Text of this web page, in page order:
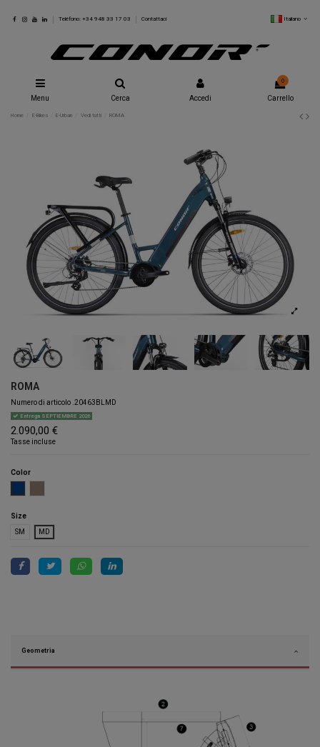
Teléfono: +34 948 33 17 03 Contattaci Italiano
Menu Cerca Accedi
0
Carrello
Home E-Bikes E-Urban Vedi tutti ROMA
ROMA
Numero di articolo .20463BLMD
Entrega SEPTIEMBRE 2026
2.090,00 €
Tasse incluse
Color
Size
SM
MD
Geometria